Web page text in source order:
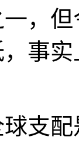
，
事
球支